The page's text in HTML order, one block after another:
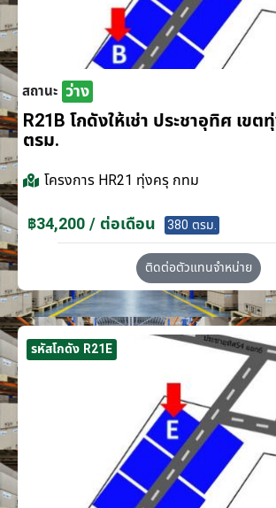
สถานะ ว่าง
R21B โกดังให้เช่า ประชาอุทิศ เขต
ตรม.
โครงการ HR21 ทุ่งครุ กทม
฿34,200 / ต่อเดือน 380 ตรม.
ติดต่อตัวแทนจำหน่าย
รหัสโกดัง R21E